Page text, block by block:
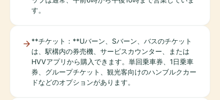
す。
**チケット：**Uバーン、Sバーン、バスのチケット
は、駅構内の券売機、サービスカウンター、または
HVVアプリから購入できます。単回乗車券、1日乗車
券、グループチケット、観光客向けのハンブルクカー
ドなどのオプションがあります。